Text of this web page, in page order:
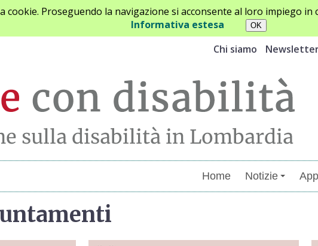
cookie. Proseguendo la navigazione si acconsente al loro impiego
Informativa estesa
Chi siamo
Home Notizie